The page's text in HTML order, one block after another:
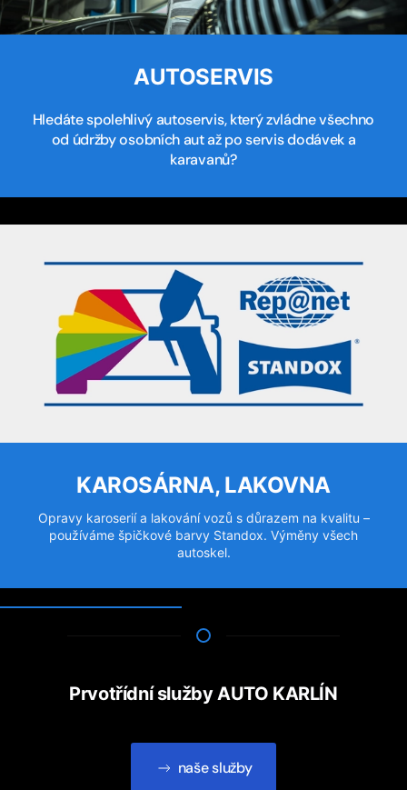
AUTOSERVIS
Hledáte spolehlivý autoservis, který zvládne všechno
od údržby osobních aut až po servis dodávek a
karavanů?
KAROSÁRNA, LAKOVNA
Opravy karoserií a lakování vozů s důrazem na kvalitu –
používáme špičkové barvy Standox. Výměny všech
autoskel.
Prvotřídní služby AUTO KARLÍN
naše služby